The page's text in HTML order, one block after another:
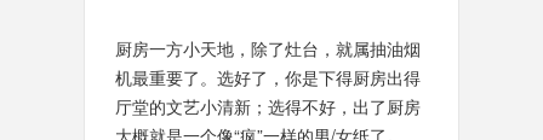
厨房一方小天地，除了灶台，就属抽油烟
机最重要了。选好了，你是下得厨房出得
厅堂的文艺小清新；选得不好，出了厨房